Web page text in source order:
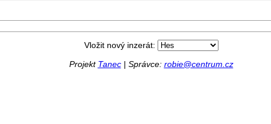
Vložit nový inzerát:
Projekt Tanec| Správce: robie@centrum.cz